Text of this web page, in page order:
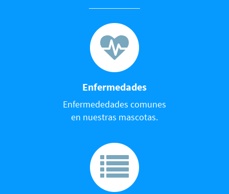
Enfermedades
Enfermededades comunes
en nuestras mascotas.